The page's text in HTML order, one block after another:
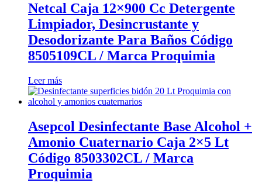
Netcal Caja 12×900 Cc Detergente
Limpiador, Desincrustante y
Desodorizante Para Baños Código
8505109CL / Marca Proquimia
Leer más
Asepcol Desinfectante Base Alcohol +
Amonio Cuaternario Caja 2×5 Lt
Código 8503302CL / Marca
Proquimia